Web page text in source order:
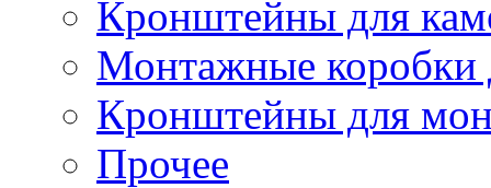
Кронштейны для
Монтажные коробки
Кронштейны для
Прочее